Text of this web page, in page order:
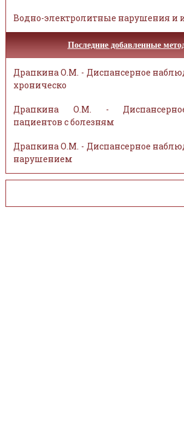
Водно-электролитные нарушения и
Последние добавленные
Драпкина О.М. - Диспансерное
хроническо
Драпкина О.М. -
пациентов с болезням
Драпкина О.М. - Диспансерное
нарушением